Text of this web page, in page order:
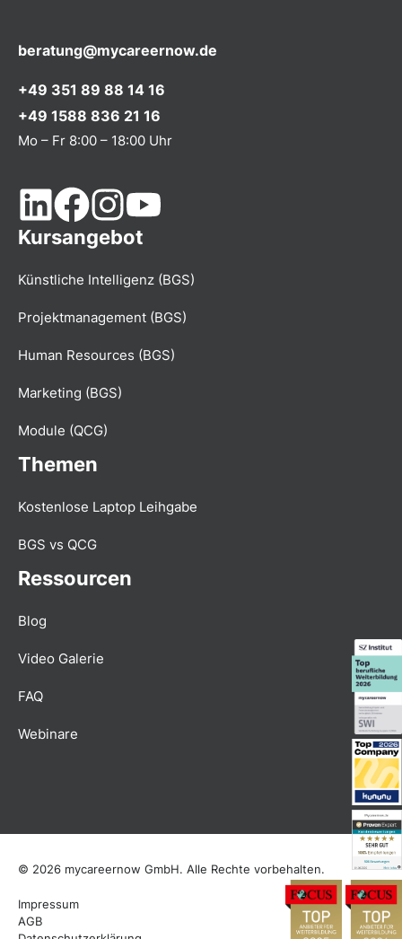
beratung@mycareernow.de
+49 351 89 88 14 16
+49 1588 836 21 16
Mo – Fr 8:00 – 18:00 Uhr
Kursangebot
Künstliche Intelligenz (BGS)
Projektmanagement (BGS)
Human Resources (BGS)
Marketing (BGS)
Module (QCG)
Themen
Kostenlose Laptop Leihgabe
BGS vs QCG
Ressourcen
Blog
Video Galerie
FAQ
Webinare
© 2026 mycareernow GmbH. Alle Rechte vorbehalten.
Impressum
AGB